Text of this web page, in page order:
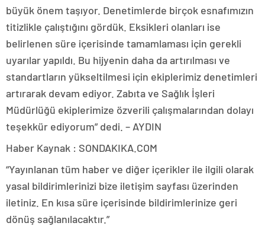
büyük önem taşıyor. Denetimlerde birçok esnafımızın
titizlikle çalıştığını gördük. Eksikleri olanları ise
belirlenen süre içerisinde tamamlaması için gerekli
uyarılar yapıldı. Bu hijyenin daha da artırılması ve
standartların yükseltilmesi için ekiplerimiz denetimleri
artırarak devam ediyor. Zabıta ve Sağlık İşleri
Müdürlüğü ekiplerimize özverili çalışmalarından dolayı
teşekkür ediyorum” dedi. – AYDIN
Haber Kaynak : SONDAKIKA.COM
“Yayınlanan tüm haber ve diğer içerikler ile ilgili olarak
yasal bildirimlerinizi bize iletişim sayfası üzerinden
iletiniz. En kısa süre içerisinde bildirimlerinize geri
dönüş sağlanılacaktır.”